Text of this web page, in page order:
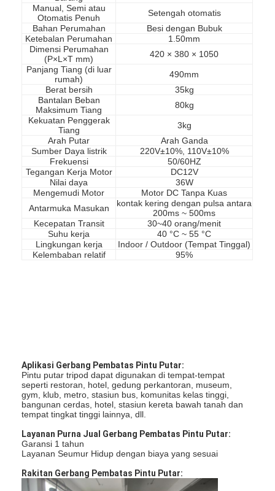
Rumah
Produk
video
Berita
Kasus-kasus
bicara sekarang
Turnstile Barrier Gate
Manual, Semi atau
Otomatis Penuh
Setengah otomatis
Bahan Perumahan
Besi dengan Bubuk
Ketebalan Perumahan
1.50mm
Dimensi Perumahan
(P×L×T mm)
420 × 380 × 1050
Panjang Tiang (di luar
rumah)
490mm
Berat bersih
35kg
Bantalan Beban
Maksimum Tiang
80kg
Kekuatan Penggerak
Tiang
3kg
Arah Putar
Arah Ganda
Sumber Daya listrik
220V±10%, 110V±10%
Frekuensi
50/60HZ
Tegangan Kerja Motor
DC12V
Nilai daya
36W
Mengemudi Motor
Motor DC Tanpa Kuas
Antarmuka Masukan
kontak kering dengan pulsa antara
200ms ~ 500ms
Kecepatan Transit
30~40 orang/menit
Suhu kerja
40 °C ~ 55 °C
Lingkungan kerja
Indoor / Outdoor (Tempat Tinggal)
Kelembaban relatif
95%
Aplikasi Gerbang Pembatas Pintu Putar:
Pintu putar tripod dapat digunakan di tempat-tempat
seperti restoran, hotel, gedung perkantoran, museum,
gym, klub, metro, stasiun bus, komunitas kelas tinggi,
bangunan cerdas, hotel, stasiun kereta bawah tanah dan
tempat tingkat tinggi lainnya, dll.
Layanan Purna Jual Gerbang Pembatas Pintu Putar:
Garansi 1 tahun
Layanan Seumur Hidup dengan biaya yang sesuai
Rakitan Gerbang Pembatas Pintu Putar: